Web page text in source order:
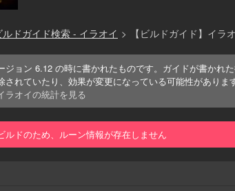
ルドガイド検索 - イラオイ > 【ビルドガイド】イラ
ジョン6.12 の時に書かれたものです。ガイドが書かれ
されていたり、効果が変更になっている可能性がありま
ラオイの統計を見る
ルドのため、ルーン情報が存在しません